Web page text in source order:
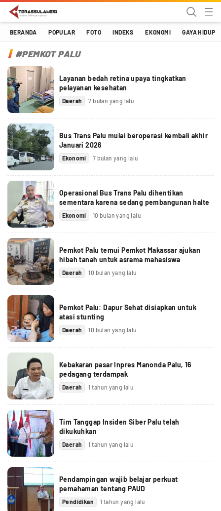
Terassulawesi
Kabar Menginspirasi
BERANDA POPULAR FOTO INDEKS EKONOMI GAYA HIDUP
#PEMKOT PALU
Layanan bedah retina upaya tingkatkan
pelayanan kesehatan
Daerah 7 bulan yang lalu
Bus Trans Palu mulai beroperasi kembali akhir
Januari 2026
Ekonomi 7 bulan yang lalu
Operasional Bus Trans Palu dihentikan
sementara karena sedang pembangunan halte
Ekonomi 10 bulan yang lalu
Pemkot Palu temui Pemkot Makassar ajukan
hibah tanah untuk asrama mahasiswa
Daerah 10 bulan yang lalu
Pemkot Palu: Dapur Sehat disiapkan untuk
atasi stunting
Daerah 10 bulan yang lalu
Kebakaran pasar Inpres Manonda Palu, 16
pedagang terdampak
Daerah 1 tahun yang lalu
Tim Tanggap Insiden Siber Palu telah
dikukuhkan
Daerah 1 tahun yang lalu
Pendampingan wajib belajar perkuat
pemahaman tentang PAUD
Pendidikan 1 tahun yang lalu